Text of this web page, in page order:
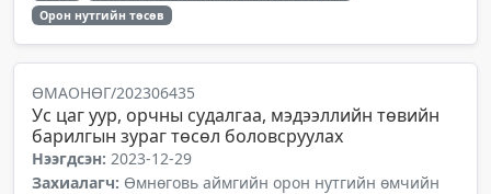
Орон нутгийн төсөв
ӨМАОНӨГ/202306435
Ус цаг уур, орчны судалгаа, мэдээллийн төвийн
барилгын зураг төсөл боловсруулах
Нээгдсэн: 2023-12-29
Захиалагч: Өмнөговь аймгийн орон нутгийн өмчийн